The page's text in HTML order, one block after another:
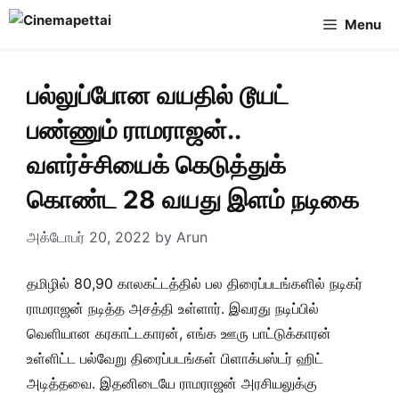
Skip
Menu
பல்லுப்போன வயதில் டூயட்
பண்ணும் ராமராஜன்..
வளர்ச்சியைக் கெடுத்துக்
கொண்ட 28 வயது இளம் நடிகை
அக்டோபர் 20, 2022 by Arun
தமிழில் 80,90 காலகட்டத்தில் பல திரைப்படங்களில் நடிகர்
ராமராஜன் நடித்த அசத்தி உள்ளார். இவரது நடிப்பில்
வெளியான கரகாட்டகாரன், எங்க ஊரு பாட்டுக்காரன்
உள்ளிட்ட பல்வேறு திரைப்படங்கள் பிளாக்பஸ்டர் ஹிட்
அடித்தவை. இதனிடையே ராமராஜன் அரசியலுக்கு